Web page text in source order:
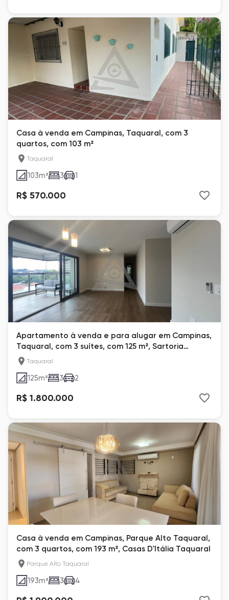
Casa à venda em Campinas, Taquaral, com 3
quartos, com 103 m²
Taquaral
103m² 3 1
R$ 570.000
Apartamento à venda e para alugar em Campinas,
Taquaral, com 3 suítes, com 125 m², Sartoria
Taquaral
Taquaral
125m² 3 2
R$ 1.800.000
Casa à venda em Campinas, Parque Alto Taquaral,
com 3 quartos, com 193 m², Casas D'Itália Taquaral
Parque Alto Taquaral
193m² 3 4